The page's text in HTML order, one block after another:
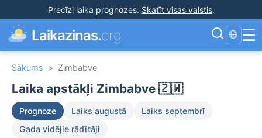
Precīzi laika prognozes. Skatīt visas valstis.
Laikazinas.org 🌐 ☰
Sākums > Zimbabve
Laika apstākļi Zimbabve 🇿🇼
Prognoze Laiks augustā
Laiks septembrī
Gada vidējie rādītāji